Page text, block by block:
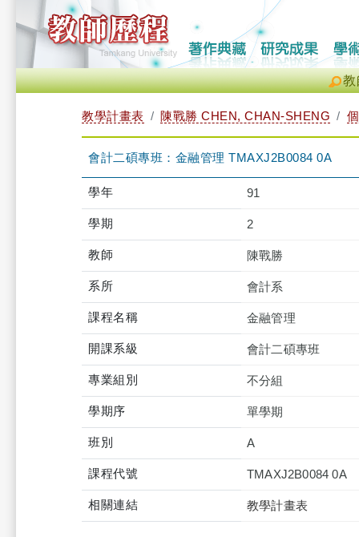
教
教學計畫表 陳戰勝 CHEN, CHAN-SHENG
會計二碩專班：金融管理 TMAXJ2B0084 0A
學年 91
學期 2
教師 陳戰勝
系所 會計系
課程名稱 金融管理
開課系級 會計二碩專班
專業組別 不分組
學期序 單學期
班別 A
課程代號 TMAXJ2B0084 0A
相關連結 教學計畫表